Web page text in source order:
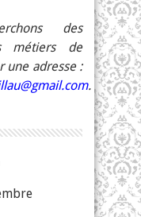
des
métiers de
une adresse :
.